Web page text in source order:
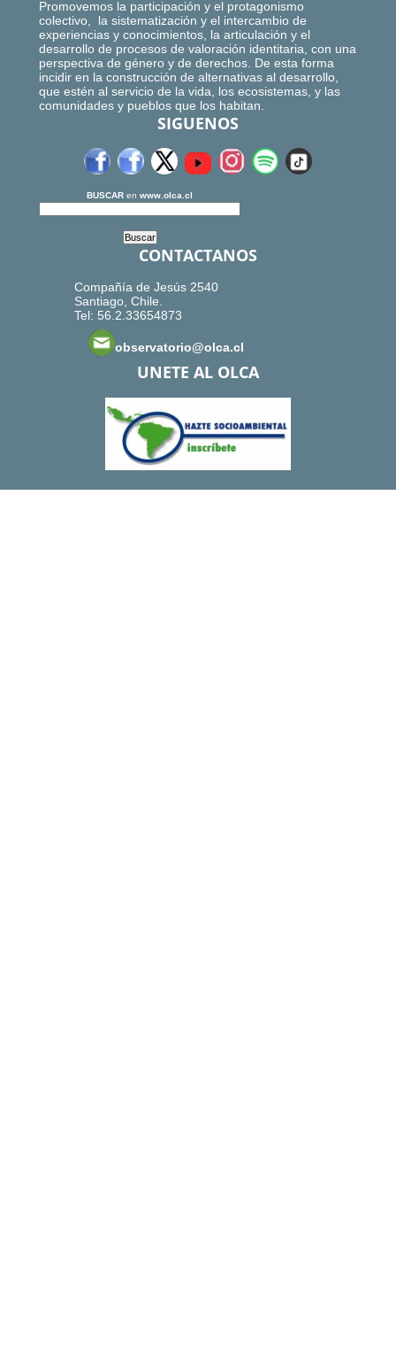
Promovemos la participación y el protagonismo
colectivo, la sistematización y el intercambio de
experiencias y conocimientos, la articulación y el
desarrollo de procesos de valoración identitaria, con una
perspectiva de género y de derechos. De esta forma
incidir en la construcción de alternativas al desarrollo,
que estén al servicio de la vida, los ecosistemas, y las
comunidades y pueblos que los habitan.
SIGUENOS
BUSCAR en www.olca.cl
CONTACTANOS
Compañía de Jesús 2540
Santiago, Chile.
Tel: 56.2.33654873
observatorio@olca.cl
UNETE AL OLCA